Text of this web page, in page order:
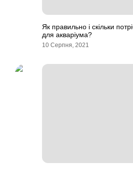
Як правильно і скільки
для акваріума?
10 Серпня, 2021